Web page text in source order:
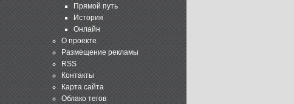
Прямой путь
История
Онлайн
О проекте
Размещение рекламы
RSS
Контакты
Карта сайта
Облако тегов